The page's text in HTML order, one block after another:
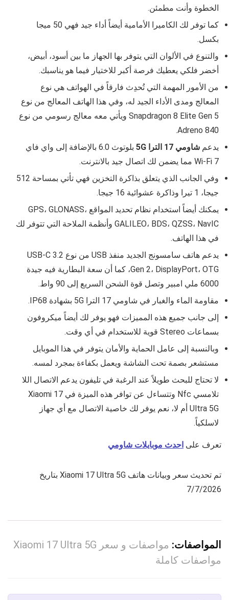
الخطوة وأنت مطمئن.
كما توفر لك الكاميرا الأمامية أيضاً أداء جيد فهي 50 ميجا
بكسل.
والتنوع في الألوان التي يتوفر بها الجهاز ما بين أسود، أبيض،
أخضر فلكي يعطيك فرصة أكبر للاختيار فيما هو يناسبك.
من الأمور المهمة التي تُحدِث فارقاً في الهواتف هي نوع
المعالج ومدى الأداء الجيد له، وفي هذا الهاتف المعالج من نوع
Snapdragon 8 Elite Gen 5 ويأتي معه معالج رسومي من نوع
Adreno 840.
يدعم شاومي 17 الترا 5G
بلوتوث 6.0 بالإضافة إلى واي فاي
Wi‑Fi 7 مما يضمن لك اتصال جيد بالانترنت.
وفي الجانب الذي يتعلق بذاكرة التخزين فهي تأتي بمساحة 512
جيجا، 1 تيرا وذاكرة عشوائية 16 جيجا.
يمكنك أيضاً استخدام نظام تحديد المواقع GPS، GLONASS،
GALILEO، BDS، QZSS، NavIC وأنظمة الملاحة التي تتوفر لك
في هذا الهاتف.
يدعم هاتف سامسونج الجديد منفذ USB من نوع USB‑C 3.2
Gen 2، DisplayPort، OTG، كما أن سعة البطارية فيه جيدة
6000 ملي امبير وتصل قوة الشحن السريع إلى 90 واط.
مقاومة الماء والغبار في شاومي 17 الترا 5G
بشهادة IP68.
إلى جانب جميع هذه المميزات فهو يوفر لك أيضاً ميكروفون
بسماعات Stereo قوية للاستخدام في أي وقت.
وبالنسبة إلى عامل الحماية والأمان يتوفر في هذا الموبايل
مستشعر بصمة تحت الشاشة ويعمل بكفاءة بمجرد لمسه.
لا تحتاج للبحث طويلاً عند الرغبة في تليفون يدعم الاتصال اللا
تلامسي Nfc وتتساءل عن توافر هذه الميزة في
Xiaomi 17
Ultra 5G أم لا، نعم يوفر لك خاصية الاتصال مع أي جهاز
لاسلكياً.
تعرف على احدث موبايلات شاومي
تم تحديث سعر وبيانات هاتف Xiaomi 17 Ultra 5G بتاريخ
7/7/2026
المواصفات:
مواصفات و سعر Xiaomi 17 Ultra 5G
مواصفات كاملة